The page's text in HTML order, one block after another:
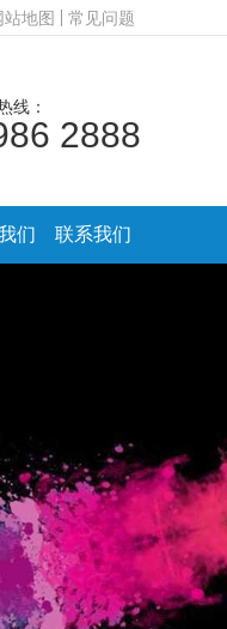
站地图 常见问题
线：
2888
们 联系我们